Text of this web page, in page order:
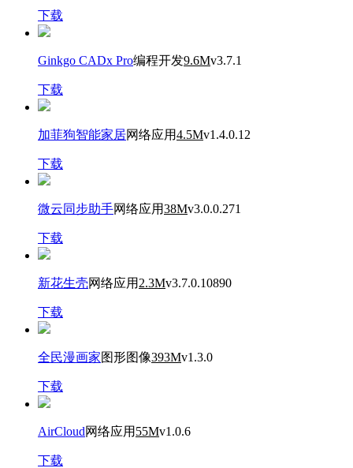
下载
Ginkgo CADx Pro编程开发9.6Mv3.7.1
下载
加菲狗智能家居网络应用4.5Mv1.4.0.12
下载
微云同步助手网络应用38Mv3.0.0.271
下载
新花生壳网络应用 2.3Mv3.7.0.10890
下载
全民漫画家图形图像393Mv1.3.0
下载
AirCloud网络应用 55Mv1.0.6
下载